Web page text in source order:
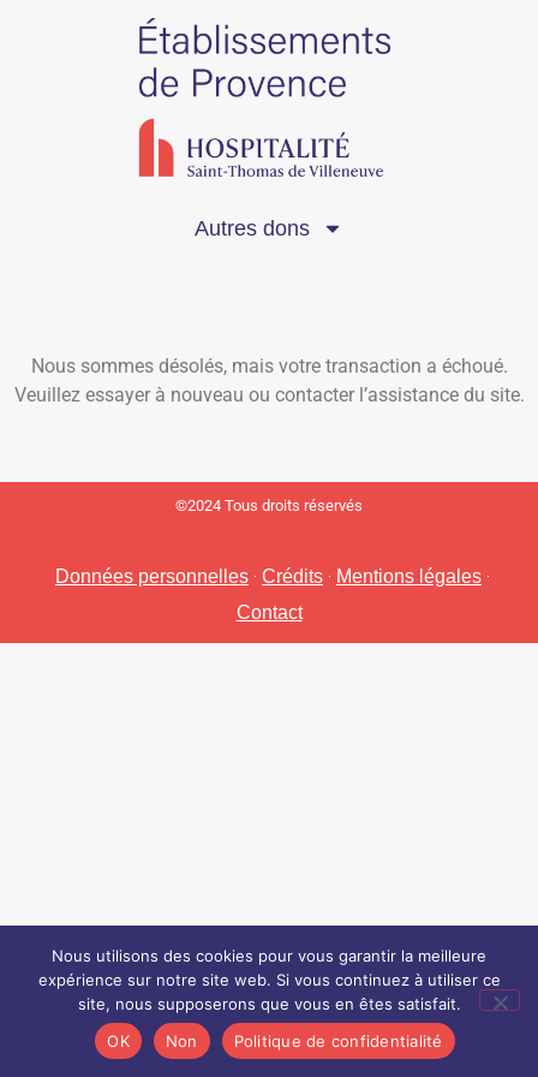
Autres dons
Nous sommes désolés, mais votre transaction a échoué.
Veuillez essayer à nouveau ou contacter l’assistance du site.
©2024 Tous droits réservés
Données personnelles Crédits
Mentions légales
Contact
Nous utilisons des cookies pour vous garantir la meilleure
expérience sur notre site web. Si vous continuez à utiliser ce
site, nous supposerons que vous en êtes satisfait.
OK
Non Politique de confidentialité